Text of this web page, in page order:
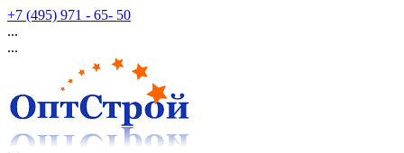
+7 (495) 971 - 65- 50
...
...